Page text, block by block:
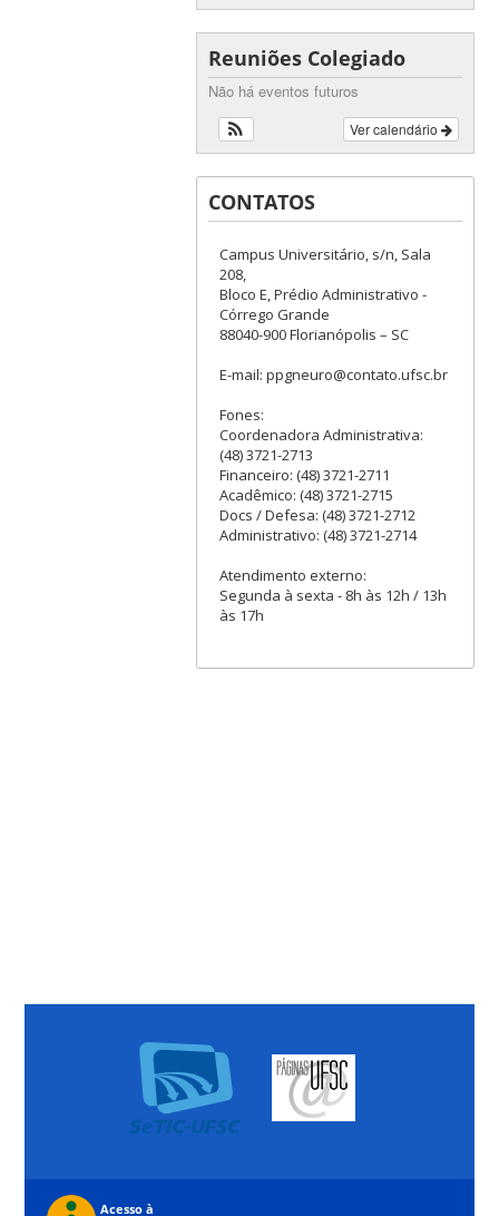
Reuniões Colegiado
Não há eventos futuros
Ver calendário
CONTATOS
Campus Universitário, s/n, Sala
208,
Bloco E, Prédio Administrativo -
Córrego Grande
88040-900 Florianópolis – SC
E-mail: ppgneuro@contato.ufsc.br
Fones:
Coordenadora Administrativa:
(48) 3721-2713
Financeiro: (48) 3721-2711
Acadêmico: (48) 3721-2715
Docs / Defesa: (48) 3721-2712
Administrativo: (48) 3721-2714
Atendimento externo:
Segunda à sexta - 8h às 12h / 13h
às 17h